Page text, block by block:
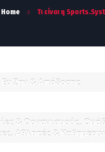
Home Τι είναι η
Ευ Ζην & Απόδοσης
& Οργανισμούς,
Αθλητές &